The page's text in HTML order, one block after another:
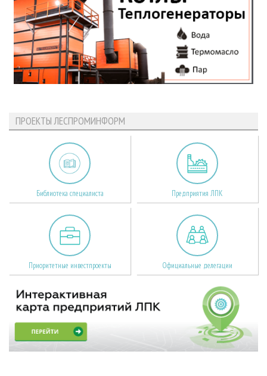
ПРОЕКТЫ ЛЕСПРОМИНФОРМ
Библиотека специалиста Предприятия ЛПК
Приоритетные инвестпроекты Официальные делегации